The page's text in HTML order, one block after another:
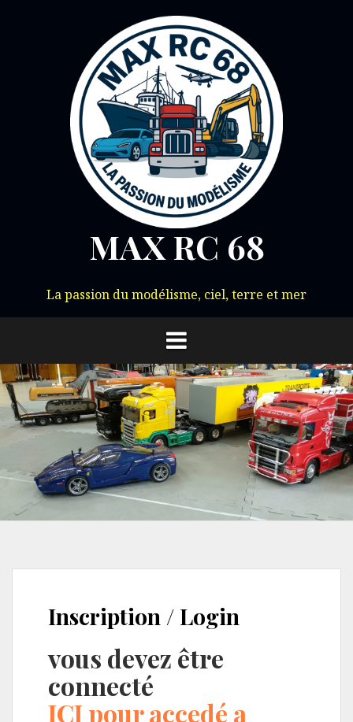
MAX RC 68
La passion du modélisme, ciel, terre et mer
Inscription / Login
vous devez être
connecté
ICI pouraccedé a